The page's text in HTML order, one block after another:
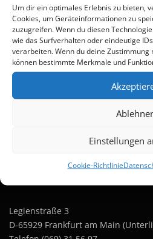
Um dir ein optimales Erlebnis zu bieten,
Cookies, um Geräteinformationen zu
zuzugreifen. Wenn du diesen
wie das Surfverhalten oder eindeutige
verarbeiten. Wenn du deine
können bestimmte Merkmale und
Einstellungen
Cookie-Richtlinie
Impressum
Allgemeine Geschäftsbedingungen
Datenschutz
Cookie-Richtlinie (EU)
Amtsgericht Frankfurt
Umsatzsteuernummer: 015 825 603
Legienstraße 3
D-65929 Frankfurt am Main